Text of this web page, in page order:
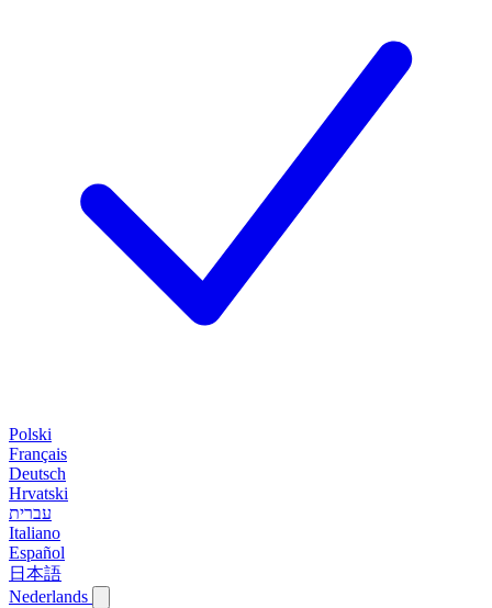
Polski
Français
Deutsch
Hrvatski
עברית
Italiano
Español
日本語
Nederlands